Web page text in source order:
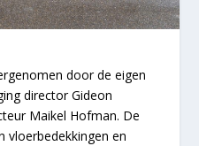
door de eigen
director Gideon
Maikel Hofman. De
vloerbedekkingen en